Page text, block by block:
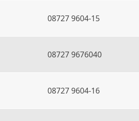
08727 9604-15
08727 9676040
08727 9604-16